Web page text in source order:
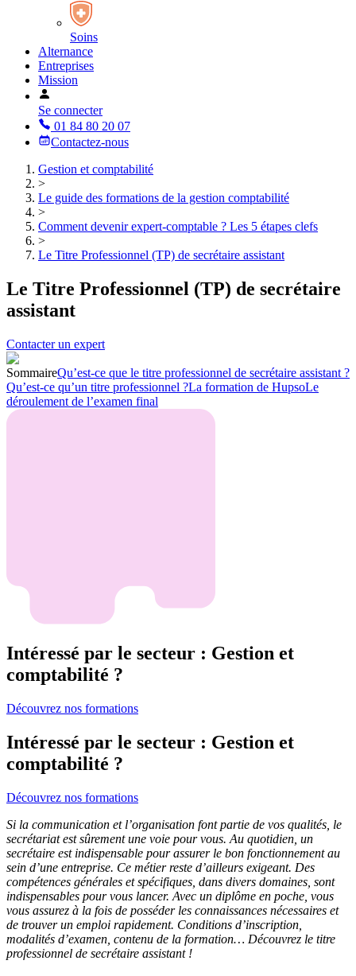
Soins
Alternance
Entreprises
Mission
Se connecter
01 84 80 20 07
Contactez-nous
Gestion et comptabilité
>
Le guide des formations de la gestion comptabilité
>
Comment devenir expert-comptable ? Les 5 étapes clefs
>
Le Titre Professionnel (TP) de secrétaire assistant
Le Titre Professionnel (TP) de secrétaire
assistant
Contacter un expert
SommaireQu’est-ce que le titre professionnel de secrétaire assistant ?
Qu’est-ce qu’un titre professionnel ?La formation de HupsoLe
déroulement de l’examen final
Intéressé par le secteur : Gestion et
comptabilité ?
Découvrez nos formations
Intéressé par le secteur : Gestion et
comptabilité ?
Découvrez nos formations
Si la communication et l’organisation font partie de vos qualités, le
secrétariat est sûrement une voie pour vous. Au quotidien, un
secrétaire est indispensable pour assurer le bon fonctionnement au
sein d’une entreprise. Ce métier reste d’ailleurs exigeant. Des
compétences générales et spécifiques, dans divers domaines, sont
indispensables pour vous lancer. Avec un diplôme en poche, vous
vous assurez à la fois de posséder les connaissances nécessaires et
de trouver un emploi rapidement. Conditions d’inscription,
modalités d’examen, contenu de la formation… Découvrez le titre
professionnel de secrétaire assistant !